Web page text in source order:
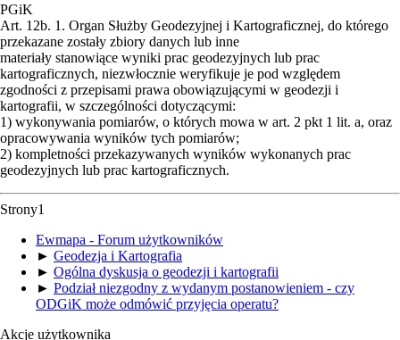
PGiK
Art. 12b. 1. Organ Służby Geodezyjnej i Kartograficznej, do którego
przekazane zostały zbiory danych lub inne
materiały stanowiące wyniki prac geodezyjnych lub prac
kartograficznych, niezwłocznie weryfikuje je pod względem
zgodności z przepisami prawa obowiązującymi w geodezji i
kartografii, w szczególności dotyczącymi:
1) wykonywania pomiarów, o których mowa w art. 2 pkt 1 lit. a, oraz
opracowywania wyników tych pomiarów;
2) kompletności przekazywanych wyników wykonanych prac
geodezyjnych lub prac kartograficznych.
Strony1
Ewmapa - Forum użytkowników
► Geodezja i Kartografia
► Ogólna dyskusja o geodezji i kartografii
► Podział niezgodny z wydanym postanowieniem - czy
ODGiK może odmówić przyjęcia operatu?
Akcje użytkownika